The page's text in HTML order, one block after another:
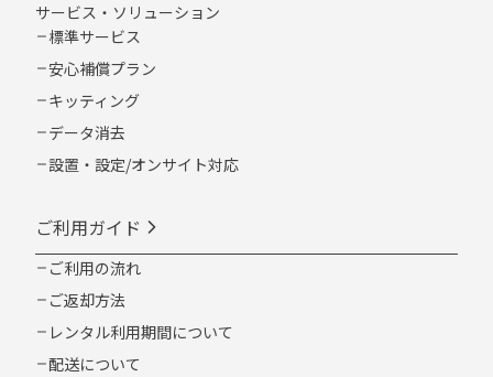
サービス・ソリューション
標準サービス
安心補償プラン
キッティング
データ消去
設置・設定/オンサイト対応
ご利用ガイド
ご利用の流れ
ご返却方法
レンタル利用期間について
配送について